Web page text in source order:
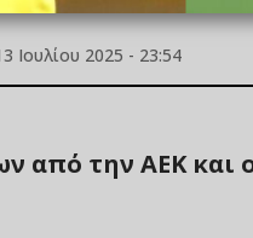
Ιουλίου 2025 - 23:54
την ΑΕΚ και